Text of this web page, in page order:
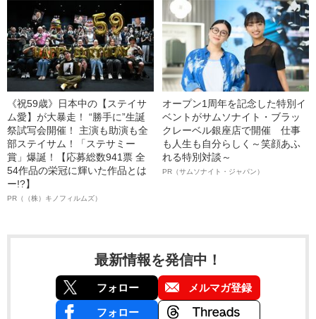
《祝59歳》日本中の【ステイサ
ム愛】が大暴走！ “勝手に”生誕
祭試写会開催！ 主演も助演も全
部ステイサム！「ステサミー
賞」爆誕！【応募総数941票 全
54作品の栄冠に輝いた作品とは
ー!?】
PR（（株）キノフィルムズ）
オープン1周年を記念した特別イ
ベントがサムソナイト・ブラッ
クレーベル銀座店で開催 仕事
も人生も自分らしく～笑顔あふ
れる特別対談～
PR（サムソナイト・ジャパン）
最新情報を発信中！
フォロー メルマガ登録
フォロー